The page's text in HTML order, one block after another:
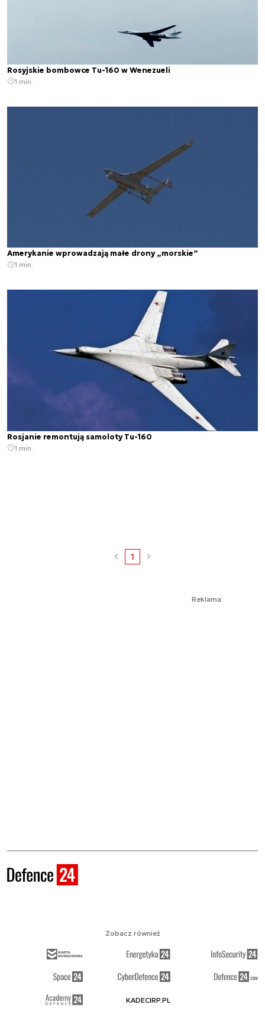
Rosyjskie bombowce Tu-160 w Wenezueli
1 min.
Amerykanie wprowadzają małe drony „morskie”
1 min.
Rosjanie remontują samoloty Tu-160
1 min.
1
Reklama
Zobacz również
KADECIRP.PL